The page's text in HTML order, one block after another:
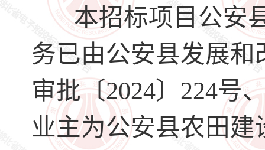
本招标项目公安县
务已由公安县发展
审批〔2024〕224号
业主为公安县农田